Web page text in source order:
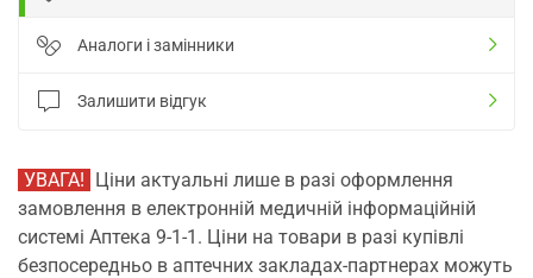
Аналоги і замінники
Залишити відгук
УВАГА! Ціни актуальні лише в разі оформлення
замовлення в електронній медичній інформаційній
системі Аптека 9-1-1. Ціни на товари в разі купівлі
безпосередньо в аптечних закладах-партнерах можуть